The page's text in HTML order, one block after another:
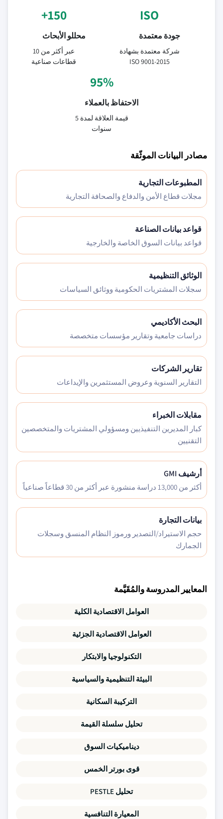
ISO
جودة معتمدة
شركة معتمدة بشهادة
ISO 9001-2015
150+
محللو الأبحاث
عبر أكثر من 10
قطاعات صناعية
95%
الاحتفاظ بالعملاء
قيمة العلاقة لمدة 5
سنوات
مصادر البيانات الموثّقة
المطبوعات التجارية
مجلات قطاع الأمن والدفاع والصحافة التجارية
قواعد بيانات الصناعة
قواعد بيانات السوق الخاصة والخارجية
الوثائق التنظيمية
سجلات المشتريات الحكومية ووثائق السياسات
البحث الأكاديمي
دراسات جامعية وتقارير مؤسسات متخصصة
تقارير الشركات
التقارير السنوية وعروض المستثمرين والإيداعات
مقابلات الخبراء
كبار المديرين التنفيذيين ومسؤولي المشتريات والمتخصصين
التقنيين
أرشيف GMI
أكثر من 13,000 دراسة منشورة عبر أكثر من 30 قطاعاً صناعياً
بيانات التجارة
حجم الاستيراد/التصدير ورموز النظام المنسق وسجلات
الجمارك
المعايير المدروسة والمُقَيَّمة
العوامل الاقتصادية الكلية
العوامل الاقتصادية الجزئية
التكنولوجيا والابتكار
البيئة التنظيمية والسياسية
التركيبة السكانية
تحليل سلسلة القيمة
ديناميكيات السوق
قوى بورتر الخمس
تحليل PESTLE
المعيارة التنافسية